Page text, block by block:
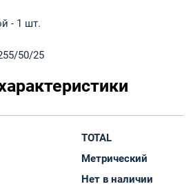
- 1 шт.
50/25
TOTAL
Метрический
Нет в наличии